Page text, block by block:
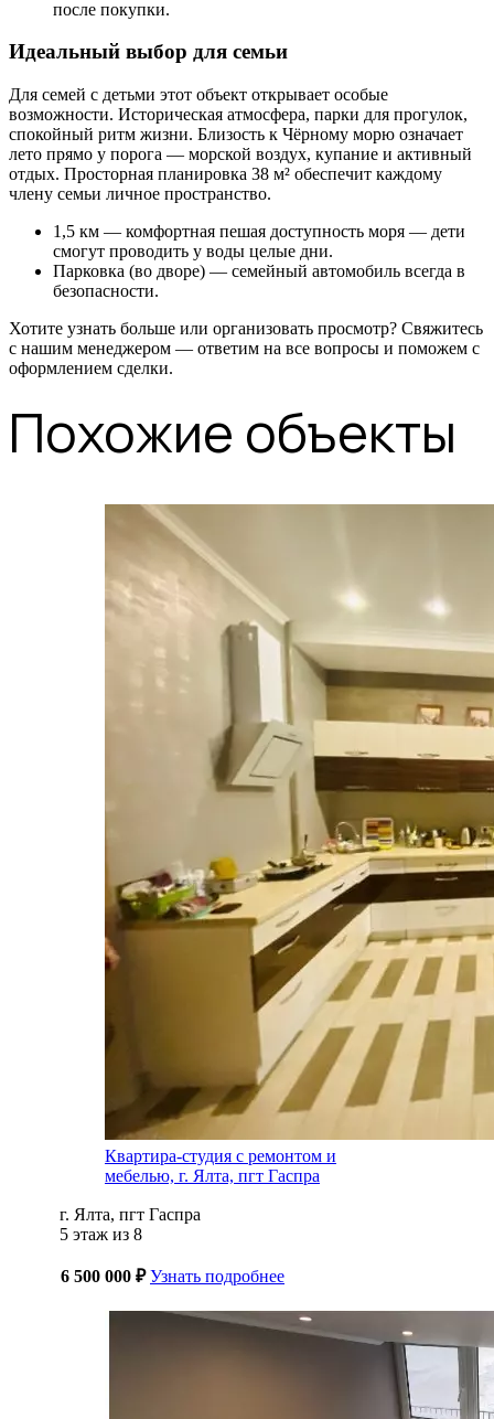
после покупки.
Идеальный выбор для семьи
Для семей с детьми этот объект открывает особые
возможности. Историческая атмосфера, парки для прогулок,
спокойный ритм жизни. Близость к Чёрному морю означает
лето прямо у порога — морской воздух, купание и активный
отдых. Просторная планировка 38 м² обеспечит каждому
члену семьи личное пространство.
1,5 км — комфортная пешая доступность моря — дети
смогут проводить у воды целые дни.
Парковка (во дворе) — семейный автомобиль всегда в
безопасности.
Хотите узнать больше или организовать просмотр? Свяжитесь
с нашим менеджером — ответим на все вопросы и поможем с
оформлением сделки.
Похожие объекты
Квартира-студия с ремонтом и
мебелью, г. Ялта, пгт Гаспра
г. Ялта, пгт Гаспра
5 этаж из 8
6 500 000 ₽ Узнать подробнее